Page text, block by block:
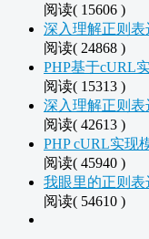
阅读( 15606 )
深入理解正则
阅读( 24868 )
PHP基于cURL
阅读( 15313 )
深入理解正则
阅读( 42613 )
PHP cURL实现
阅读( 45940 )
我眼里的正则
阅读( 54610 )